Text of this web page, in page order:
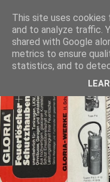
This site uses
and to analyze traffic.
shared with Google
metrics to ensure
statistics, and to